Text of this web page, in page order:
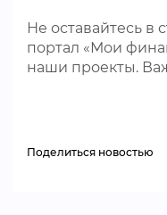
Не оставайтесь в
портал «Мои
наши проекты.
Поделиться новостью